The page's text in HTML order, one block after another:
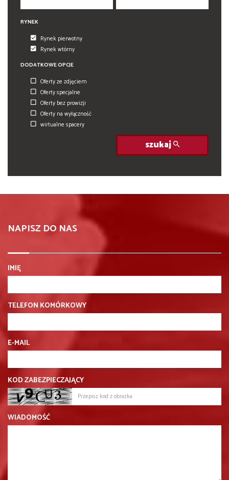
RYNEK
Rynek pierwotny
Rynek wtórny
DODATKOWE OPCJE
Oferty ze zdjęciem
Oferty specjalne
Oferty bez prowizji
Oferty na wyłączność
wirtualne spacery
szukaj
NAPISZ DO NAS
IMIĘ
TELEFON KOMÓRKOWY
E-MAIL
KOD ZABEZPIECZAJĄCY
WIADOMOŚĆ